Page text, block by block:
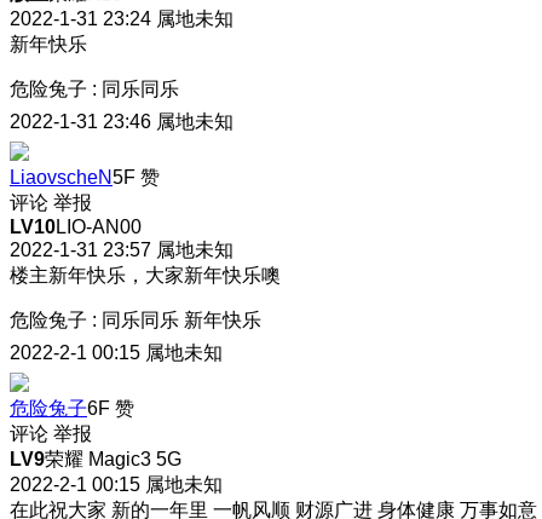
2022-1-31 23:24 属地未知
新年快乐
危险兔子 : 同乐同乐
2022-1-31 23:46 属地未知
LiaovscheN5F 赞
评论 举报
LV10LIO-AN00
2022-1-31 23:57 属地未知
楼主新年快乐，大家新年快乐噢
危险兔子 : 同乐同乐 新年快乐
2022-2-1 00:15 属地未知
危险兔子6F 赞
评论 举报
LV9荣耀 Magic3 5G
2022-2-1 00:15 属地未知
在此祝大家 新的一年里 一帆风顺 财源广进 身体健康 万事如意